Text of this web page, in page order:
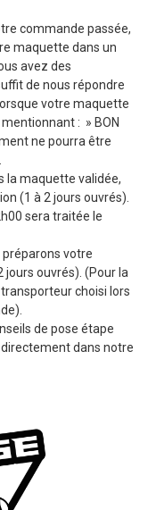
commande passée,
maquette dans un
avez des
de nous répondre
votre maquette
: » BON
ne pourra être
la maquette validée,
(1 à 2 jours ouvrés).
sera traitée le
préparons votre
ouvrés). (Pour la
choisi lors
de pose étape
dans notre